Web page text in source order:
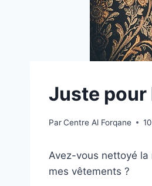
Juste pour
ParCentre Al Forqane
Avez-vous nettoyé
mes vêtements ?